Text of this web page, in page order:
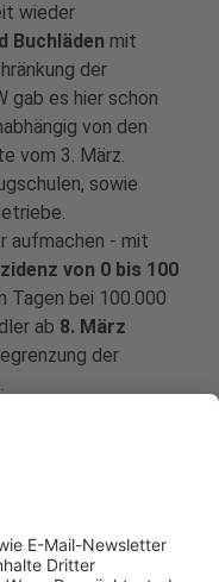
wieder
Buchläden mit
der
gab es hier schon
von den
vom 3. März.
sowie
aufmachen - mit
von 0 bis 100
Tagen bei 100.000
ab 8. März
der
von 50 und 100
wie etwa